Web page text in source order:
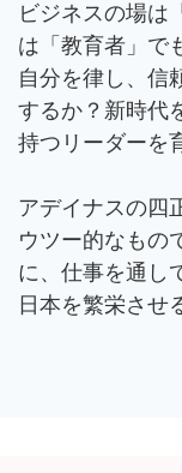
ビジネスの場は
は「教育者」で
自分を律し、信
するか？新時代
持つリーダーを
アデイナスの四
ウツー的なもの
に、仕事を通し
日本を繁栄させ